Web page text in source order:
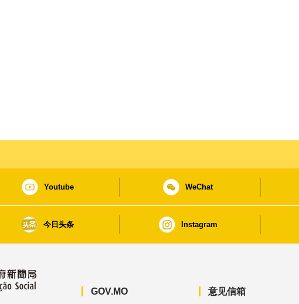
Youtube WeChat
今日头条 Instagram
GOV.MO 意见信箱